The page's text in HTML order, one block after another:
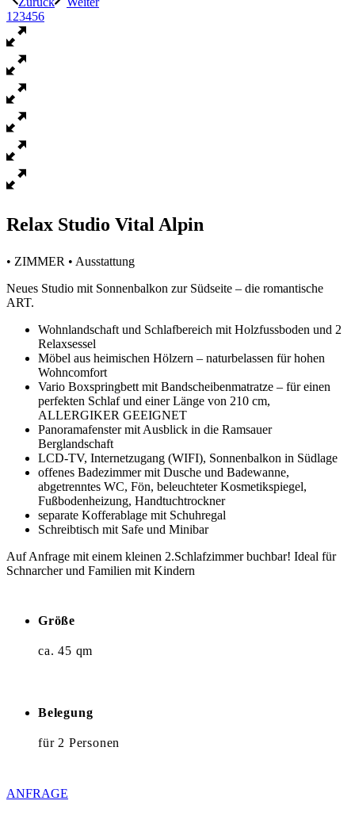
1 23456
Relax Studio Vital Alpin
• ZIMMER • Ausstattung
Neues Studio mit Sonnenbalkon zur Südseite – die romantische
ART.
Wohnlandschaft und Schlafbereich mit Holzfussboden und 2
Relaxsessel
Möbel aus heimischen Hölzern – naturbelassen für hohen
Wohncomfort
Vario Boxspringbett mit Bandscheibenmatratze – für einen
perfekten Schlaf und einer Länge von 210 cm,
ALLERGIKER GEEIGNET
Panoramafenster mit Ausblick in die Ramsauer
Berglandschaft
LCD-TV, Internetzugang (WIFI), Sonnenbalkon in Südlage
offenes Badezimmer mit Dusche und Badewanne,
abgetrenntes WC, Fön, beleuchteter Kosmetikspiegel,
Fußbodenheizung, Handtuchtrockner
separate Kofferablage mit Schuhregal
Schreibtisch mit Safe und Minibar
Auf Anfrage mit einem kleinen 2.Schlafzimmer buchbar! Ideal für
Schnarcher und Familien mit Kindern
Größe
ca. 45 qm
Belegung
für 2 Personen
ANFRAGE